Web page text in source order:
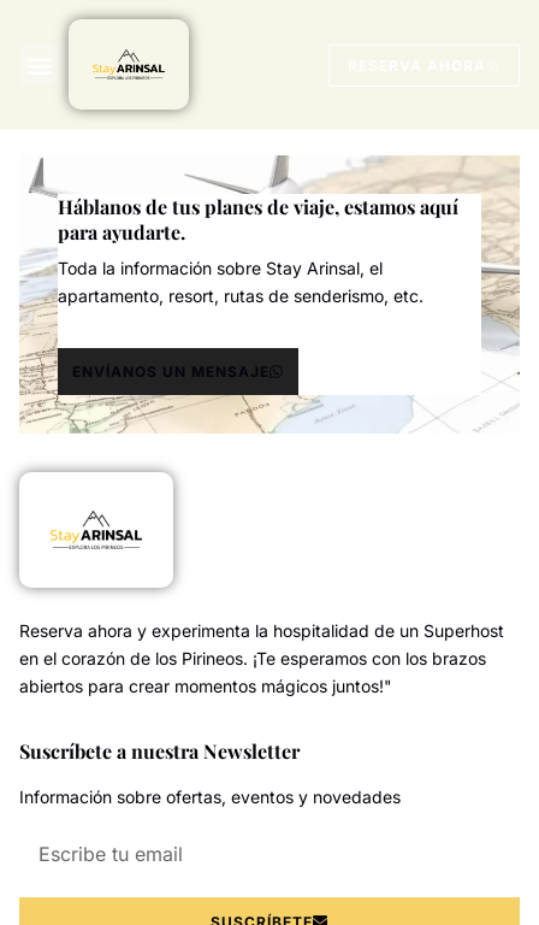
Home – Français
Háblanos de tus planes de viaje, estamos aquí
para ayudarte.
Toda la información sobre Stay Arinsal, el
apartamento, resort, rutas de senderismo, etc.
ENVÍANOS UN MENSAJE
Reserva ahora y experimenta la hospitalidad de un Superhost
en el corazón de los Pirineos. ¡Te esperamos con los brazos
abiertos para crear momentos mágicos juntos!"
Suscríbete a nuestra Newsletter
Información sobre ofertas, eventos y novedades
SUSCRÍBETE